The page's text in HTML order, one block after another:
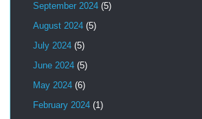
September 2024 (5)
August 2024 (5)
July 2024 (5)
June 2024 (5)
May 2024 (6)
February 2024 (1)